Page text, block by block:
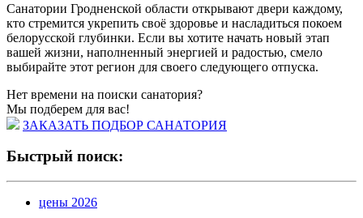
Санатории Гродненской области открывают двери каждому,
кто стремится укрепить своё здоровье и насладиться покоем
белорусской глубинки. Если вы хотите начать новый этап
вашей жизни, наполненный энергией и радостью, смело
выбирайте этот регион для своего следующего отпуска.
Нет времени на поиски санатория?
Мы подберем для вас!
ЗАКАЗАТЬ ПОДБОР САНАТОРИЯ
Быстрый поиск:
цены 2026